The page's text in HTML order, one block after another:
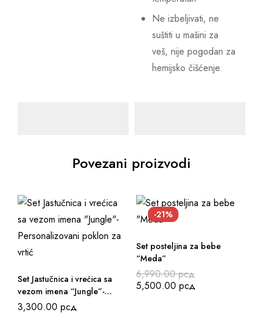
Ne izbeljivati, ne
suštiti u mašini za
veš, nije pogodan za
hemijsko čišćenje.
Povezani proizvodi
Set Jastučnica i vrećica sa
vezom imena “Jungle”-
Personalizovani poklon za
vrtić
3,300.00 рсд
-21%
Set posteljina za bebe
“Meda”
6,990.00рсд
5,500.00 рсд